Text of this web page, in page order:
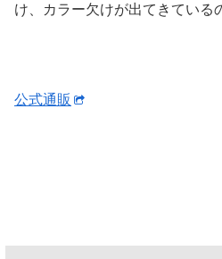
け、カラー欠けが出てきている
公式通販